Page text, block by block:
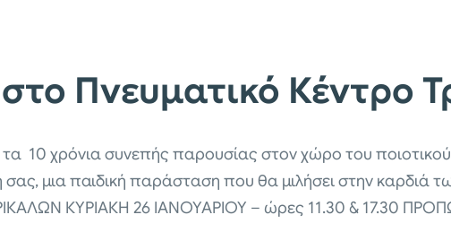
Πνευματικό Κέντρο
10 χρόνια συνεπής παρουσίας στον χώρο του ποιοτικού
μια παιδική παράσταση που θα μιλήσει στην καρδιά
ΚΥΡΙΑΚΗ 26 ΙΑΝΟΥΑΡΙΟΥ – ώρες 11.30 & 17.30